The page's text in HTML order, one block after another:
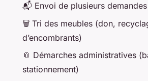
📬 Envoi de plusieurs
🗑️ Tri des meubles (don,
d’encombrants)
📎 Démarches administratives
stationnement)